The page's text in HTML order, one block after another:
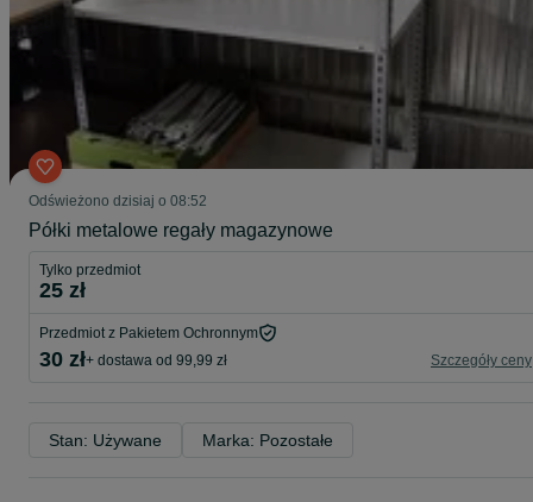
Odświeżono dzisiaj o 08:52
Półki metalowe regały magazynowe
Tylko przedmiot
25 zł
Przedmiot z Pakietem Ochronnym
30 zł+ dostawa od 99,99 zł Szczegóły ceny
Stan: Używane Marka: Pozostałe